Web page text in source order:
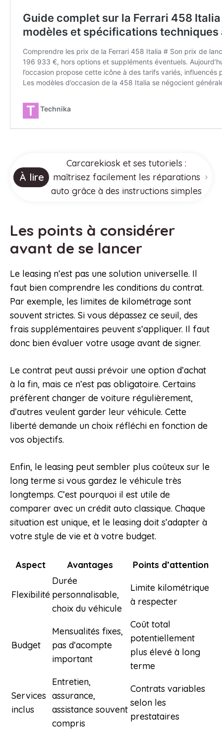
À lire
Carcarekiosk et ses tutoriels :
maîtrisez facilement les réparations
auto grâce à des instructions simples
Les points à considérer
avant de se lancer
Le leasing n’est pas une solution universelle. Il
faut bien comprendre les conditions du contrat.
Par exemple, les limites de kilométrage sont
souvent strictes. Si vous dépassez ce seuil, des
frais supplémentaires peuvent s’appliquer. Il faut
donc bien évaluer votre usage avant de signer.
Le contrat peut aussi prévoir une option d’achat
à la fin, mais ce n’est pas obligatoire. Certains
préfèrent changer de voiture régulièrement,
d’autres veulent garder leur véhicule. Cette
liberté demande un choix réfléchi en fonction de
vos objectifs.
Enfin, le leasing peut sembler plus coûteux sur le
long terme si vous gardez le véhicule très
longtemps. C’est pourquoi il est utile de
comparer avec un crédit auto classique. Chaque
situation est unique, et le leasing doit s’adapter à
votre style de vie et à votre budget.
Aspect Avantages Points d’attention
Flexibilité
Durée
personnalisable,
choix du véhicule
Limite kilométrique
à respecter
Budget
Mensualités fixes,
pas d’acompte
important
Coût total
potentiellement
plus élevé à long
terme
Services
inclus
Entretien,
assurance,
assistance souvent
compris
Contrats variables
selon les
prestataires